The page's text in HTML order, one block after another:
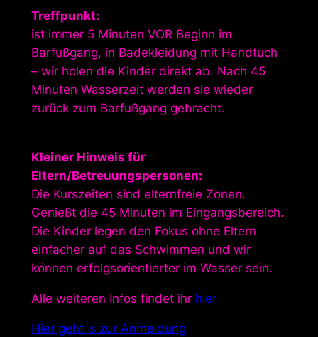
Treffpunkt:
ist immer 5 Minuten VOR Beginn im
Barfußgang, in Badekleidung mit Handtuch
– wir holen die Kinder direkt ab. Nach 45
Minuten Wasserzeit werden sie wieder
zurück zum Barfußgang gebracht.
Kleiner Hinweis für
Eltern/Betreuungspersonen:
Die Kurszeiten sind elternfreie Zonen.
Genießt die 45 Minuten im Eingangsbereich.
Die Kinder legen den Fokus ohne Eltern
einfacher auf das Schwimmen und wir
können erfolgsorientierter im Wasser sein.
Alle weiteren Infos findet ihr hier
Hier geht´s zur Anmeldung